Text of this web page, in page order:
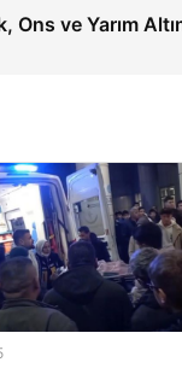
Ons ve Yarım